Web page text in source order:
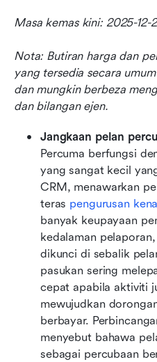
Masa kemas kini: 2025-12-
Nota: Butiran harga dan
yang tersedia secara
dan mungkin berbeza
dan bilangan ejen.
Jangkaan pelan
Percuma berfungsi
yang sangat kecil
CRM, menawarkan
teras pengurusan
banyak keupayaan
kedalaman
dikunci di sebalik
pasukan sering
cepat apabila aktiviti
mewujudkan
berbayar.
menyebut bahawa
sebagai percubaan